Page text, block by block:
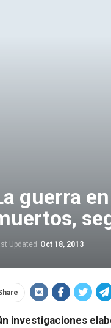
guerra
Updated Oct 18, 2013
investigaciones